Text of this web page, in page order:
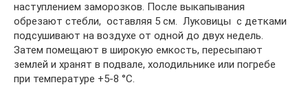
наступлением заморозков. После выкапывания
обрезают стебли, оставляя 5 см. Луковицы с детками
подсушивают на воздухе от одной до двух недель.
Затем помещают в широкую емкость, пересыпают
землей и хранят в подвале, холодильнике или погребе
при температуре +5-8 °С.